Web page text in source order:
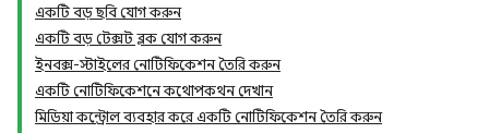
একটি বড় ছবি যোগ করুন
একটি বড় টেক্সট ব্লক যোগ করুন
ইনবক্স-স্টাইলের নোটিফিকেশন তৈরি করুন
একটি নোটিফিকেশনে কথোপকথন দেখান
মিডিয়া কন্ট্রোল ব্যবহার করে একটি নোটিফিকেশন তৈরি করুন